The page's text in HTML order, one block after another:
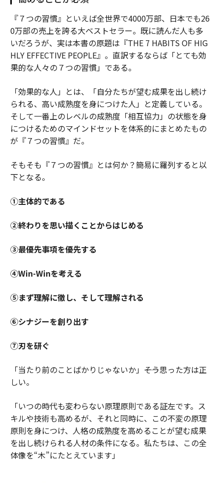
『７つの習慣』といえば全世界で4000万部、日本でも26
0万部の売上を誇る大ベストセラー。既に読んだ人も多
いだろうが、実は本書の原題は『THE 7 HABITS OF HIG
HLY EFFECTIVE PEOPLE』。直訳するならば「とても効
果的な人々の７つの習慣」である。
「効果的な人」とは、「自分たちが望む成果を出し続け
られる、高い成熟度を身につけた人」と定義している。
そして一番上のレベルの成熟度「相互協力」の状態を身
につけるためのマインドセットを体系的にまとめたもの
が『７つの習慣』だ。
そもそも『７つの習慣』とは何か？簡易に羅列すると以
下となる。
①主体的である
②終わりを思い描くことからはじめる
③最優先事項を優先する
④Win-Winを考える
⑤まず理解に徹し、そして理解される
⑥シナジーを創り出す
⑦刃を研ぐ
「当たり前のことばかりじゃないか」――そう思った方は正
しい。
「いつの時代も変わらない原理原則である証左です。ス
キルや技術も高めるが、それと同時に、この不変の原理
原則を身につけ、人格の成熟度を高めることが望む成果
を出し続けられる人材の条件になる。私たちは、この全
体像を“木”にたとえています」